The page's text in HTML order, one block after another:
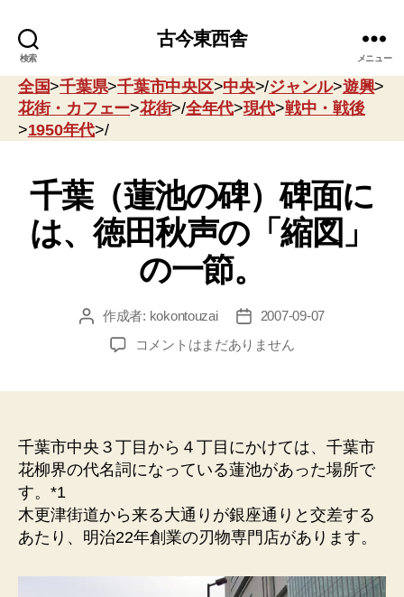
検索
古今東西舎
メニュー
全国>千葉県>千葉市中央区>中央>/ジャンル>遊興>
花街・カフェー>花街>/全年代>現代>戦中・戦後
>1950年代>/
千葉（蓮池の碑）碑面に
は、徳田秋声の「縮図」
の一節。
投 作成者: kokontouzai
投
稿
日
2007-09-07
千
碑）
碑
は、
徳
コメントはまだありません
千葉市中央３丁目から４丁目にかけては、千葉市
花柳界の代名詞になっている蓮池があった場所で
す。*1
木更津街道から来る大通りが銀座通りと交差する
あたり、明治22年創業の刃物専門店があります。